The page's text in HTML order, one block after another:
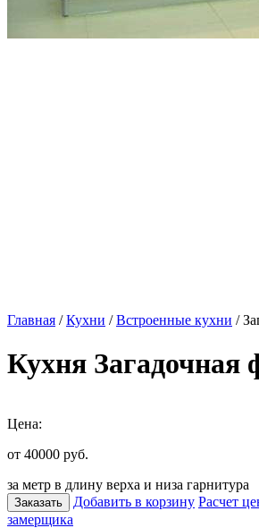
Главная /Кухни /Встроенные кухни /
Кухня Загадочная
Цена:
от 40000 руб.
за метр в длину верха и низа гарнитура
Заказать Добавить в корзину Расчет
замерщика